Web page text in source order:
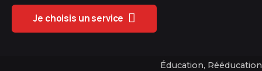
Je choisis un service
Éducation, Rééducation